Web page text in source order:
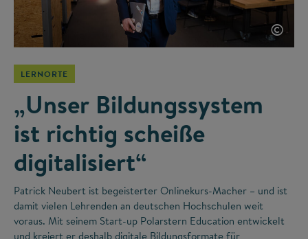
©
LERNORTE
„Unser Bildungssystem
ist richtig scheiße
digitalisiert“
Patrick Neubert ist begeisterter Onlinekurs-Macher – und ist
damit vielen Lehrenden an deutschen Hochschulen weit
voraus. Mit seinem Start-up Polarstern Education entwickelt
und kreiert er deshalb digitale Bildungsformate für